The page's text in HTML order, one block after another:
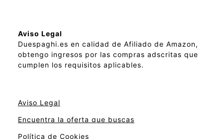
Aviso Legal
Duespaghi.es en calidad de Afiliado de Amazon,
obtengo ingresos por las compras adscritas que
cumplen los requisitos aplicables.
Aviso Legal
Encuentra la oferta que buscas
Política de Cookies